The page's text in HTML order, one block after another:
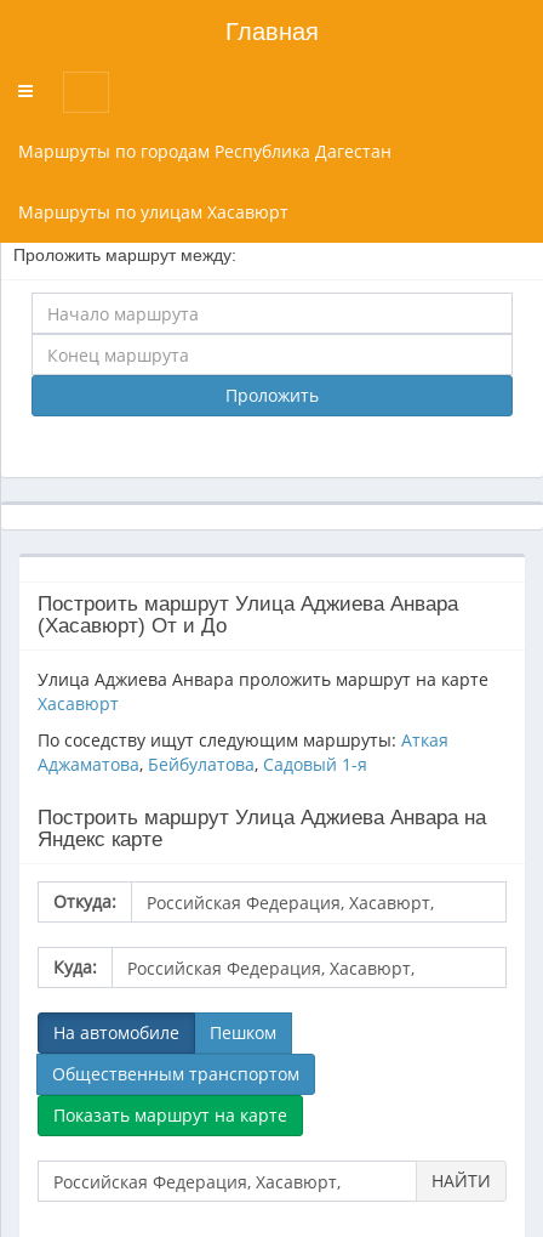
Главная
Переключатель
меню
Маршруты по городам Республика Дагестан
Маршруты по улицам Хасавюрт
Проложить маршрут между:
Проложить
Построить маршрут Улица Аджиева Анвара
(Хасавюрт) От и До
Улица Аджиева Анвара проложить маршрут на карте
Хасавюрт
По соседству ищут следующим маршруты: Аткая
Аджаматова, Бейбулатова, Садовый 1-я
Построить маршрут Улица Аджиева Анвара на
Яндекс карте
Откуда:
Куда:
На автомобиле
Пешком
Общественным транспортом
НАЙТИ